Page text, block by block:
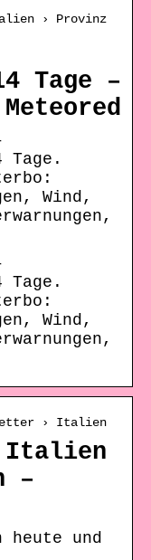
› Provinz
Tage –
Tage.
Wind,
Tage.
Wind,
› Italien
Italien
–
und